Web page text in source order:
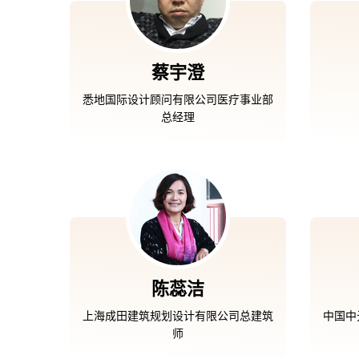
蔡宇澄
悉地国际设计顾问有限公司医疗事业部
总经理
陈蕊洁
上海成田建筑规划设计有限公司总建筑
师
中国